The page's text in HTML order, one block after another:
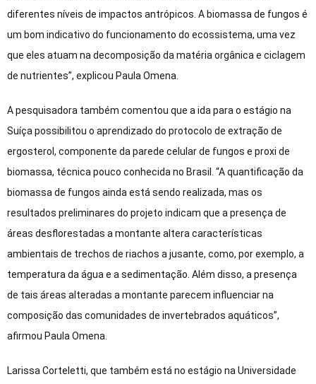
diferentes níveis de impactos antrópicos. A biomassa de fungos é
um bom indicativo do funcionamento do ecossistema, uma vez
que eles atuam na decomposição da matéria orgânica e ciclagem
de nutrientes”, explicou Paula Omena.
A pesquisadora também comentou que a ida para o estágio na
Suíça possibilitou o aprendizado do protocolo de extração de
ergosterol, componente da parede celular de fungos e proxi de
biomassa, técnica pouco conhecida no Brasil. “A quantificação da
biomassa de fungos ainda está sendo realizada, mas os
resultados preliminares do projeto indicam que a presença de
áreas desflorestadas a montante altera características
ambientais de trechos de riachos a jusante, como, por exemplo, a
temperatura da água e a sedimentação. Além disso, a presença
de tais áreas alteradas a montante parecem influenciar na
composição das comunidades de invertebrados aquáticos”,
afirmou Paula Omena.
Larissa Corteletti, que também está no estágio na Universidade